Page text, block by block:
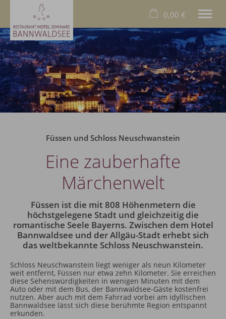
20. bis 27. August
2 Erwachsene
Das Hotel
Das Allgäu
+49 8368 9000
0,00 €
×
Warenkorb ist leer
Füssen und Schloss Neuschwanstein
Eine zauberhafte
Märchenwelt
Füssen ist die mit 808 Höhenmetern die
höchstgelegene Stadt und gleichzeitig die
romantische Seele Bayerns. Zwischen dem Hotel
Bannwaldsee und der Allgäu-Stadt erhebt sich
das weltbekannte Schloss Neuschwanstein.
Schloss Neuschwanstein liegt weniger als neun Kilometer
weit entfernt, Füssen nur etwa zehn Kilometer. Sie erreichen
diese Sehenswürdigkeiten in wenigen Minuten mit dem
Auto oder mit dem Bus, der Bannwaldsee-Gäste kostenfrei
nutzen. Aber auch mit dem Fahrrad vorbei am idyllischen
Bannwaldsee lässt sich diese berühmte Region entspannt
erkunden.